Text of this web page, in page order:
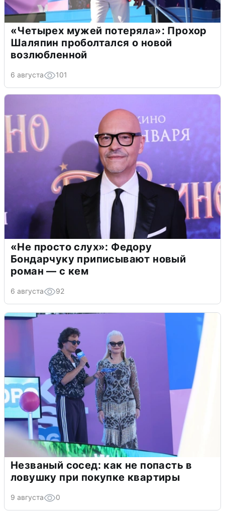
«Четырех мужей потеряла»: Прохор
Шаляпин проболтался о новой
возлюбленной
6 августа 101
«Не просто слух»: Федору
Бондарчуку приписывают новый
роман — с кем
6 августа 92
Незваный сосед: как не попасть в
ловушку при покупке квартиры
9 августа 0